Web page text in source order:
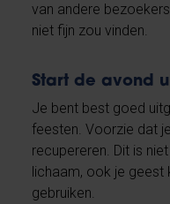
van andere
niet fijn zou vinden.
Start de avond
Je bent best goed
feesten. Voorzie dat
recupereren. Dit is
lichaam, ook je geest
gebruiken.